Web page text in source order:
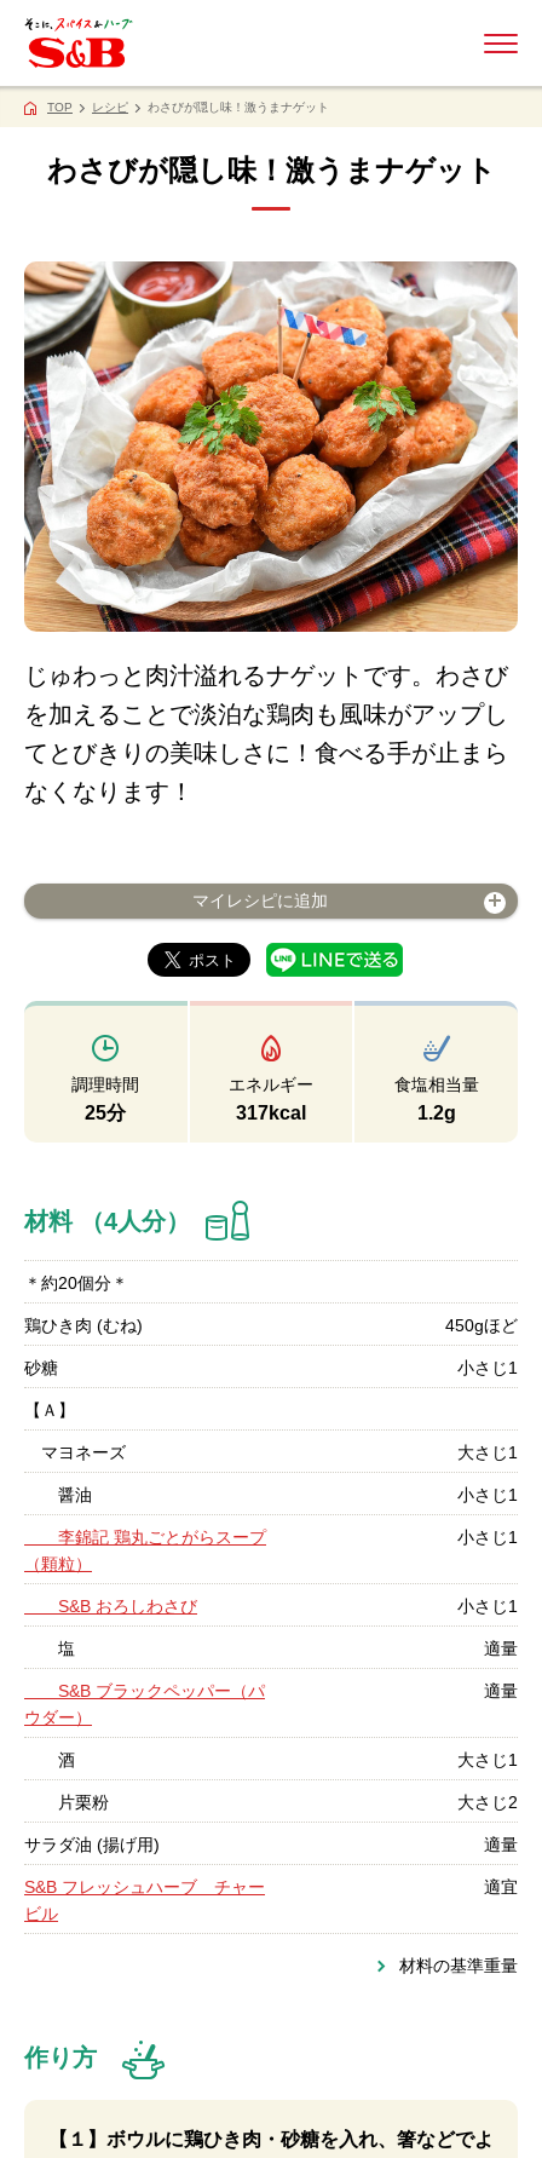
TOP レシピ わさびが隠し味！激うまナゲット
わさびが隠し味！激うまナゲット
じゅわっと肉汁溢れるナゲットです。わさび
を加えることで淡泊な鶏肉も風味がアップし
てとびきりの美味しさに！食べる手が止まら
なくなります！
マイレシピに追加
調理時間
25分
エネルギー
317kcal
食塩相当量
1.2g
材料 （4人分）
＊約20個分＊
鶏ひき肉 (むね) 450gほど
砂糖 小さじ1
【Ａ】
マヨネーズ 大さじ1
醤油 小さじ1
李錦記 鶏丸ごとがらスープ
（顆粒）
小さじ1
S&B おろしわさび 小さじ1
塩 適量
S&B ブラックペッパー（パ
ウダー）
適量
酒 大さじ1
片栗粉 大さじ2
サラダ油 (揚げ用) 適量
S&B フレッシュハーブ チャー
ビル
適宜
材料の基準重量
作り方
【１】ボウルに鶏ひき肉・砂糖を入れ、箸などでよ